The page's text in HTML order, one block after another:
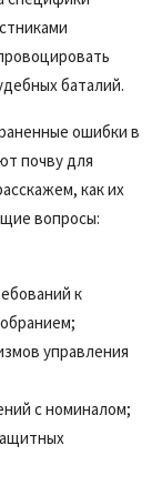
баталий.
ошибки в
почву для
как их
вопросы:
к
управления
с номиналом;